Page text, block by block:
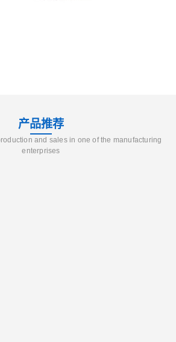
产品推荐
and sales in one of the manufacturing
enterprises